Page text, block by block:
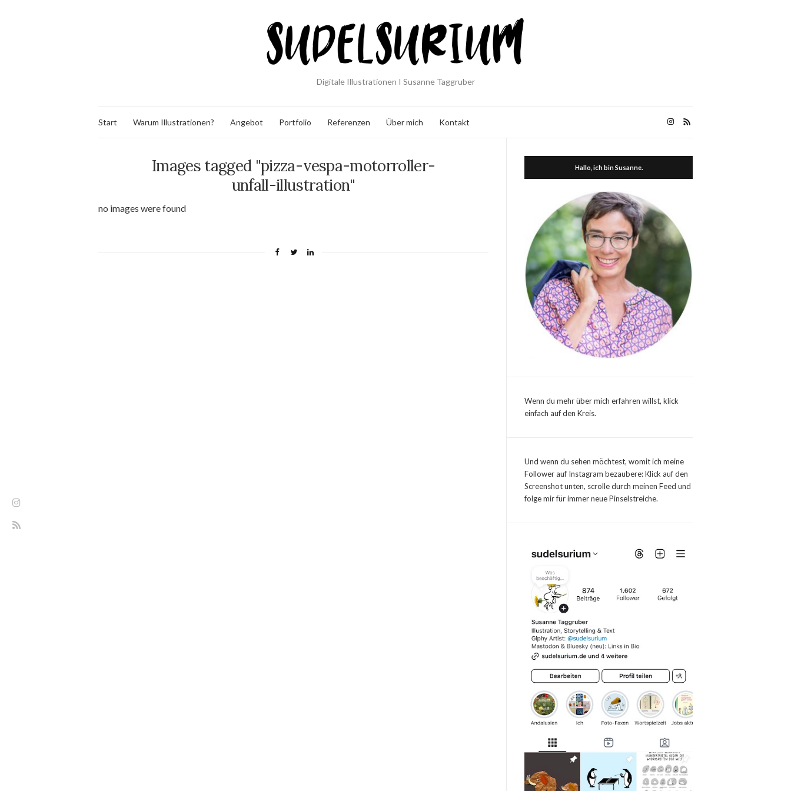
Digitale Illustrationen I Susanne Taggruber
Start Warum Illustrationen? Angebot Portfolio Referenzen Über mich Kontakt
Images tagged "pizza-vespa-motorroller-
unfall-illustration"
no images were found
Hallo, ich bin Susanne.
Wenn du mehr über mich erfahren willst, klick
einfach auf den Kreis.
Und wenn du sehen möchtest, womit ich meine
Follower auf Instagram bezaubere: Klick auf den
Screenshot unten, scrolle durch meinen Feed und
folge mir für immer neue Pinselstreiche.